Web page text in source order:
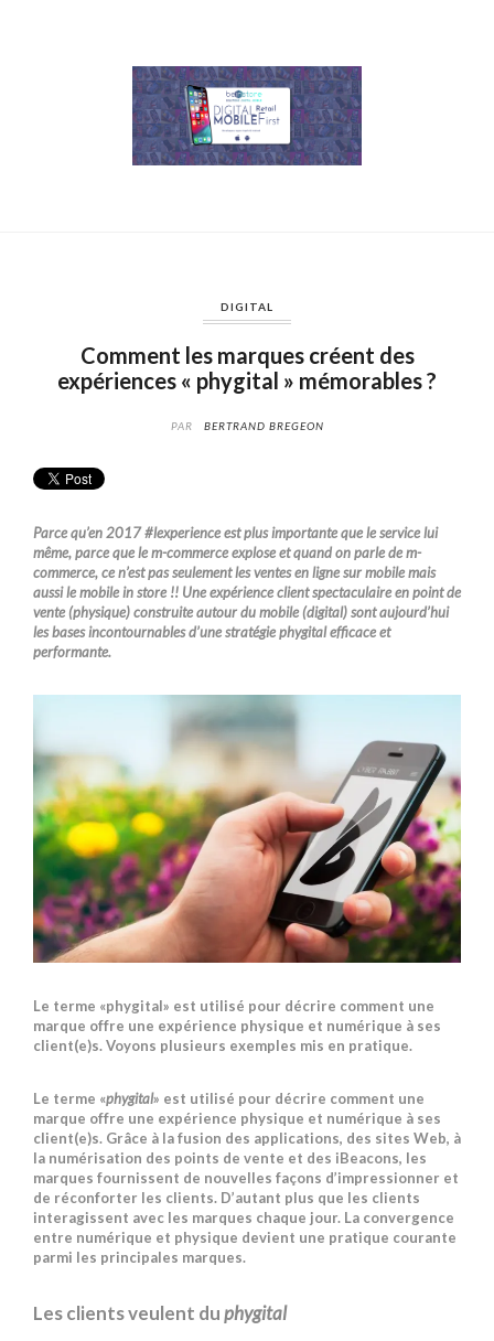
DIGITAL
Comment les marques créent des
expériences « phygital » mémorables ?
PAR BERTRAND BREGEON
Parce qu’en 2017 #lexperience est plus importante que le service lui
même, parce que le m-commerce explose et quand on parle de m-
commerce, ce n’est pas seulement les ventes en ligne sur mobile mais
aussi le mobile in store !! Une expérience client spectaculaire en point de
vente (physique) construite autour du mobile (digital) sont aujourd’hui
les bases incontournables d’une stratégie phygital efficace et
performante.
Le terme «phygital» est utilisé pour décrire comment une
marque offre une expérience physique et numérique à ses
client(e)s. Voyons plusieurs exemples mis en pratique.
Le terme «phygital» est utilisé pour décrire comment une
marque offre une expérience physique et numérique à ses
client(e)s. Grâce à la fusion des applications, des sites Web, à
la numérisation des points de vente et des iBeacons, les
marques fournissent de nouvelles façons d’impressionner et
de réconforter les clients. D’autant plus que les clients
interagissent avec les marques chaque jour. La convergence
entre numérique et physique devient une pratique courante
parmi les principales marques.
Les clients veulent duphygital